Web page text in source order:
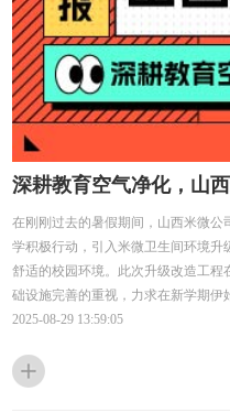
深耕教育空气净化，山
在刚刚过去的暑假期间，山西米微
学积极行动，引入米微卫生间环境升
舒适的校园环境。此次升级改造工
础设施完善的重视，力求在新学期伊
2025-08-29 13:59:05